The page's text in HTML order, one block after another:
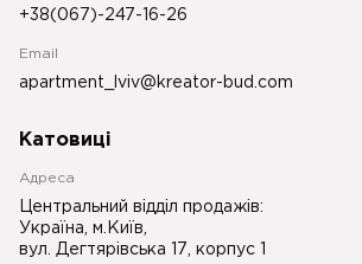
+38(067)-247-16-26
Email
apartment_lviv@kreator-bud.com
Катовиці
Адреса
Центральний відділ продажів:
Україна, м.Київ,
вул. Дегтярівська 17, корпус 1